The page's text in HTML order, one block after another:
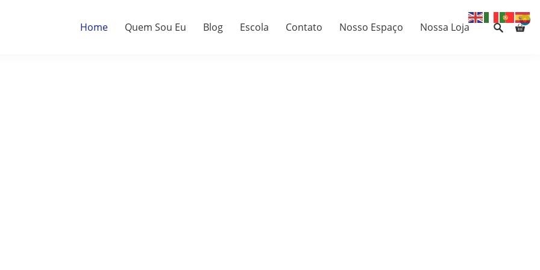
Home Quem Sou Eu Blog Escola Contato Nosso Espaço Nossa Loja
0